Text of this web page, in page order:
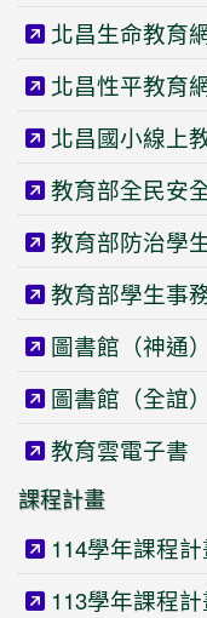
北昌生命教育
北昌性平教育
北昌國小線上
教育部全民安
教育部防治學
教育部學生事
圖書館（神通）
圖書館（全誼）
教育雲電子書
課程計畫
114學年課程
113學年課程